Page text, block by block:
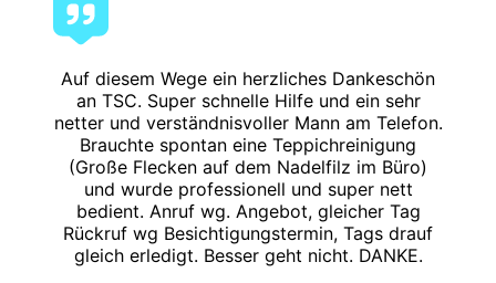
Auf diesem Wege ein herzliches Dankeschön
an TSC. Super schnelle Hilfe und ein sehr
netter und verständnisvoller Mann am Telefon.
Brauchte spontan eine Teppichreinigung
(Große Flecken auf dem Nadelfilz im Büro)
und wurde professionell und super nett
bedient. Anruf wg. Angebot, gleicher Tag
Rückruf wg Besichtigungstermin, Tags drauf
gleich erledigt. Besser geht nicht. DANKE.